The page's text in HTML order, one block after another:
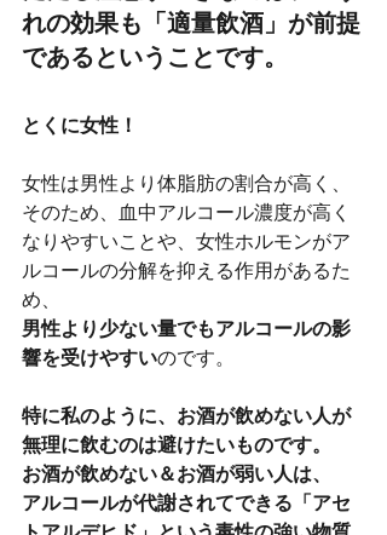
れの効果も「適量飲酒」が前提
であるということです。
とくに女性！
女性は男性より体脂肪の割合が高く、
そのため、血中アルコール濃度が高く
なりやすいことや、女性ホルモンがア
ルコールの分解を抑える作用があるた
め、
男性より少ない量でもアルコールの影
響を受けやすいのです。
特に私のように、お酒が飲めない人が
無理に飲むのは避けたいものです。
お酒が飲めない＆お酒が弱い人は、
アルコールが代謝されてできる「アセ